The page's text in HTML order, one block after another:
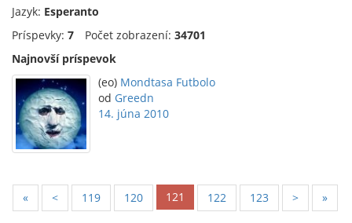
Jazyk: Esperanto
Príspevky: 7 Počet zobrazení: 34701
Najnovší príspevok
(eo) Mondtasa Futbolo
od Greedn
14. júna 2010
« < 119 120 121 122 123 > »